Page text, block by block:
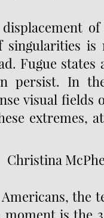
singularities is
Fugue states
persist. In
visual fields
extremes,
Christina
the
moment is the